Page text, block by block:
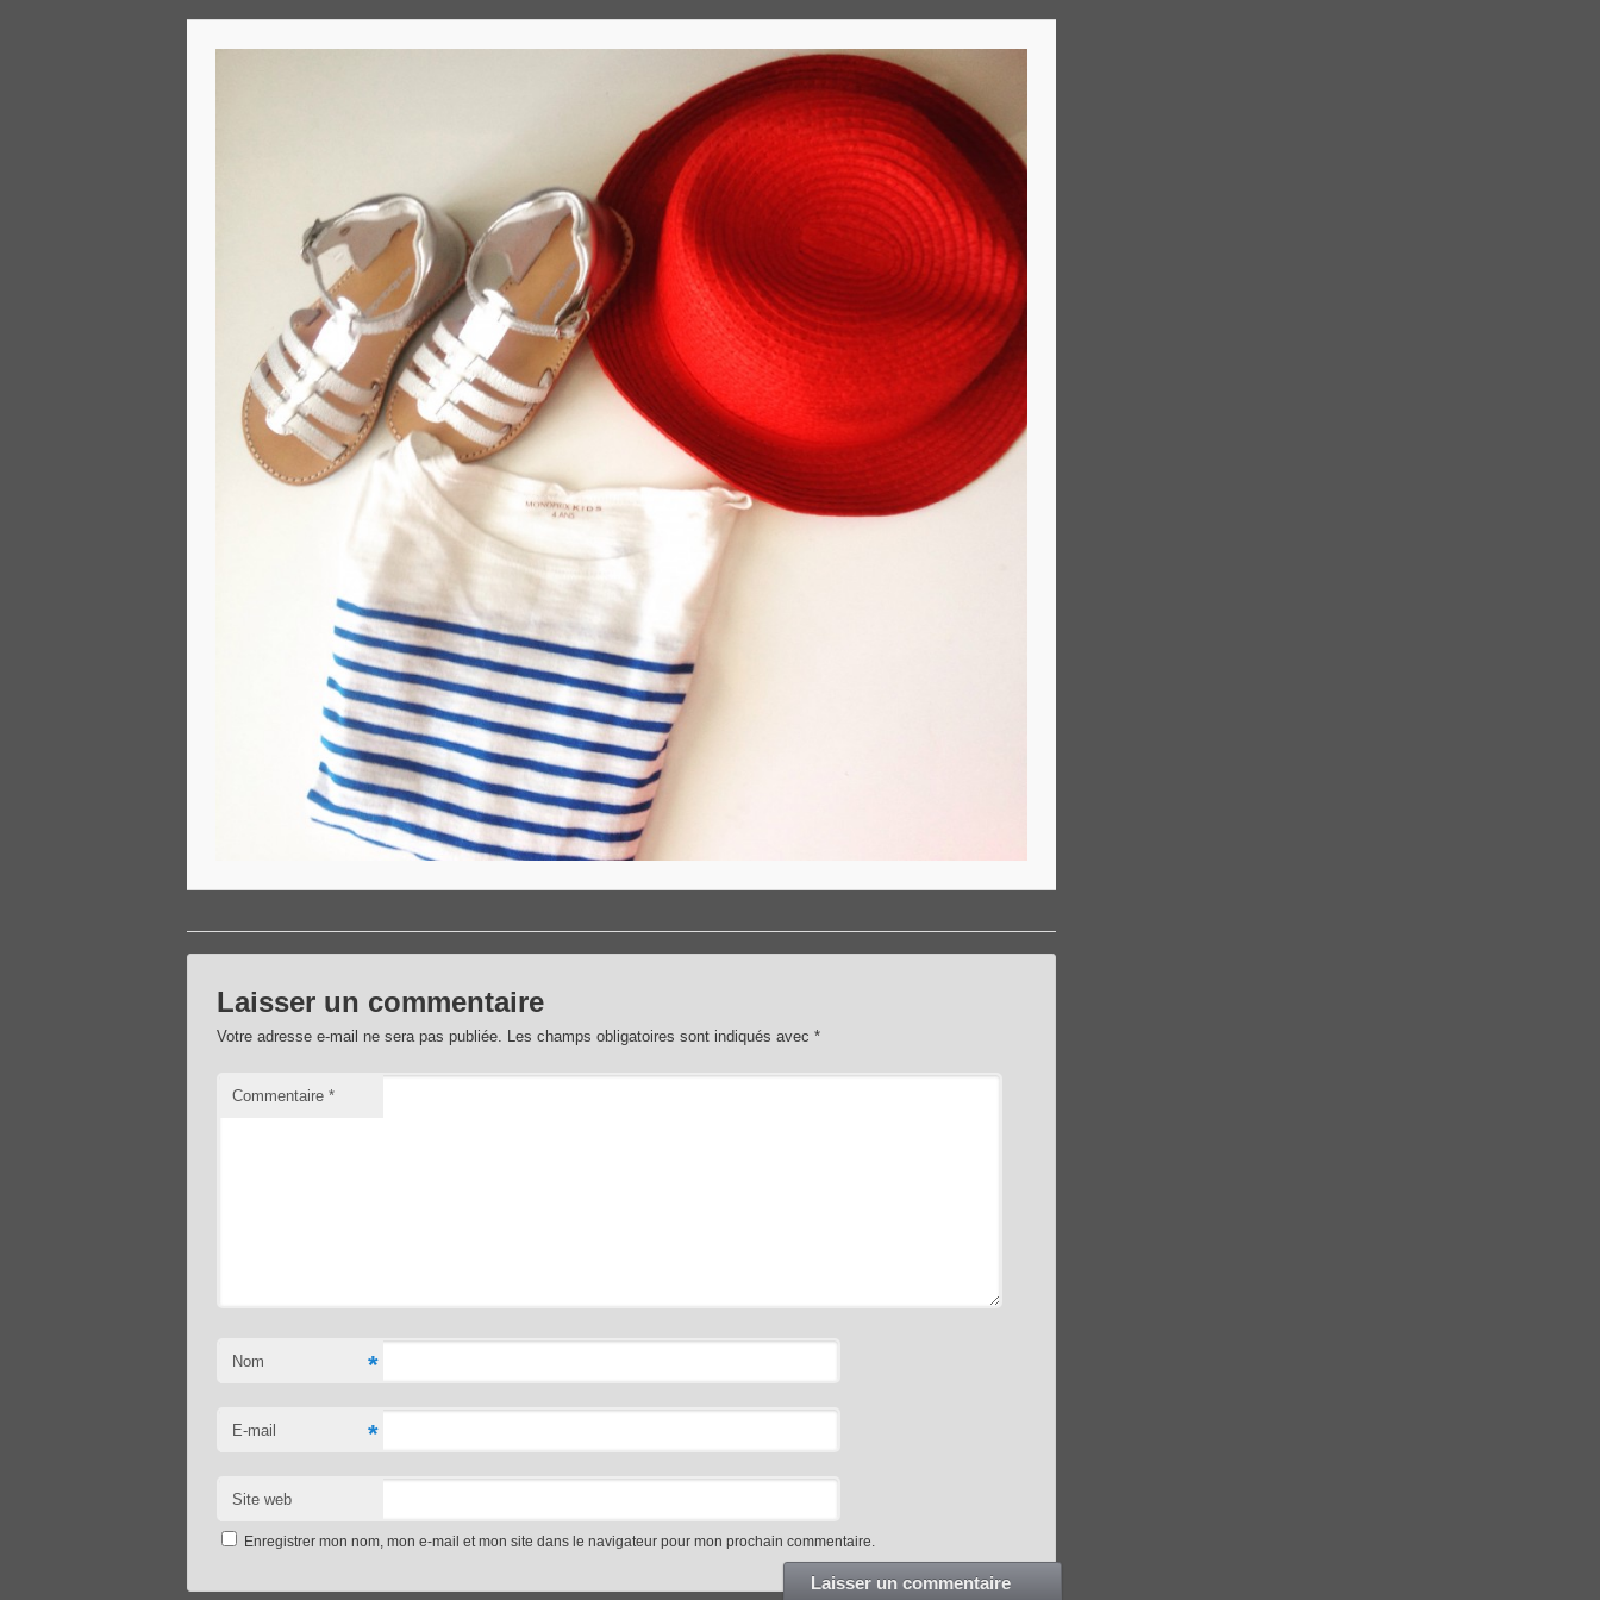
Laisser un commentaire
Votre adresse e-mail ne sera pas publiée. Les champs obligatoires sont indiqués avec*
Commentaire*
Nom *
E-mail *
Site web
Enregistrer mon nom, mon e-mail et mon site dans le navigateur pour mon prochain commentaire.